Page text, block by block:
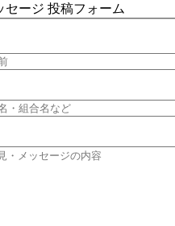
セージ 投稿フォーム